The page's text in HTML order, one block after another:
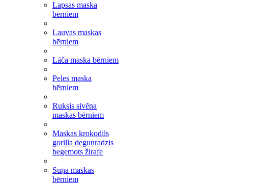
Lapsas maska
bērniem
Lauvas maskas
bērniem
Lāča maska bērniem
Peles maska
bērniem
Ruksis sivēna
maskas bērniem
Maskas krokodils
gorilla degunradzis
begemots žirafe
Suņa maskas
bērniem